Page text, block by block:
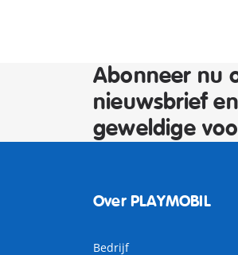
Abonneer nu
nieuwsbrief
geweldige
Over PLAYMOBIL
Bedrijf